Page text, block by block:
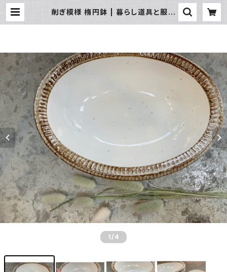
削ぎ模様 楕円鉢 | 暮らし道具と服の
1 /4